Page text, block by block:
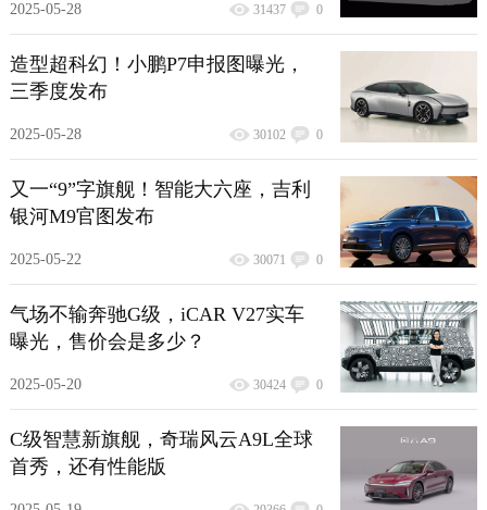
2025-05-28 31437 0
造型超科幻！小鹏P7申报图曝光，
三季度发布
2025-05-28 30102 0
又一“9”字旗舰！智能大六座，吉利
银河M9官图发布
2025-05-22 30071 0
气场不输奔驰G级，iCAR V27实车
曝光，售价会是多少？
2025-05-20 30424 0
C级智慧新旗舰，奇瑞风云A9L全球
首秀，还有性能版